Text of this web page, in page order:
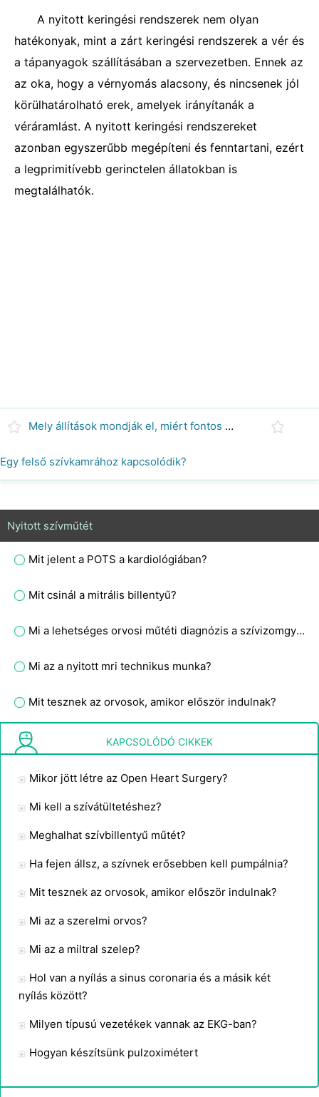
A nyitott keringési rendszerek nem olyan
hatékonyak, mint a zárt keringési rendszerek a vér és
a tápanyagok szállításában a szervezetben. Ennek az
az oka, hogy a vérnyomás alacsony, és nincsenek jól
körülhatárolható erek, amelyek irányítanák a
véráramlást. A nyitott keringési rendszereket
azonban egyszerűbb megépíteni és fenntartani, ezért
a legprimitívebb gerinctelen állatokban is
megtalálhatók.
Mely állítások mondják el, miért fontos korai defibrillálást adni egy felnőttnek?
Egy felső szívkamrához kapcsolódik?
Nyitott szívműtét
Mit jelent a POTS a kardiológiában?
Mit csinál a mitrális billentyű?
Mi a lehetséges orvosi műtéti diagnózis a szívizomgyulladás fiatal felnőtteknél?
Mi az a nyitott mri technikus munka?
Mit tesznek az orvosok, amikor először indulnak?
Mennyi ideig tart a felépülés nyitott szívműtét után?
KAPCSOLÓDÓ CIKKEK
Mikor jött létre az Open Heart Surgery?
Mi kell a szívátültetéshez?
Meghalhat szívbillentyű műtét?
Ha fejen állsz, a szívnek erősebben kell pumpálnia?
Mit tesznek az orvosok, amikor először indulnak?
Mi az a szerelmi orvos?
Mi az a miltral szelep?
Hol van a nyílás a sinus coronaria és a másik két
nyílás között?
Milyen típusú vezetékek vannak az EKG-ban?
Hogyan készítsünk pulzoximétert